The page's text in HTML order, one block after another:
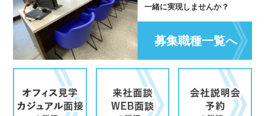
一緒に実現しませんか？
募集職種一覧へ